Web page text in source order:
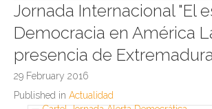
Jornada Internacional "El
Democracia en América
presencia de
29 February 2016
Published in Actualidad